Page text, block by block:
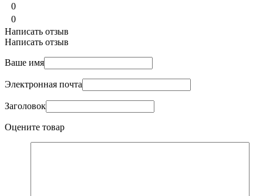
0
0
Написать отзыв
Написать отзыв
Ваше имя
Электронная почта
Заголовок
Оцените товар